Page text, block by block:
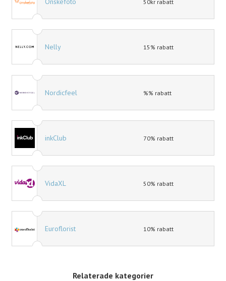
50kr rabatt
Nelly 15% rabatt
Nordicfeel %% rabatt
inkClub 70% rabatt
VidaXL 50% rabatt
Euroflorist 10% rabatt
Relaterade kategorier